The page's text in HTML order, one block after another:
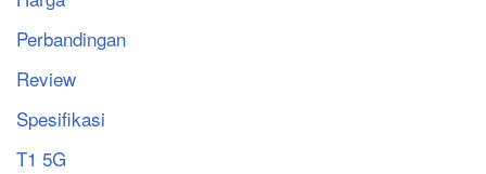
Perbandingan
Review
Spesifikasi
T1 5G